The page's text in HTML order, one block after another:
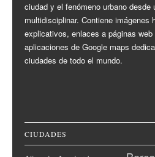
ciudad y el fenómeno urbano desde
multidisciplinar. Contiene imágenes
explicativos, enlaces a páginas
aplicaciones de Google maps
ciudades de todo el mundo.
CIUDADES